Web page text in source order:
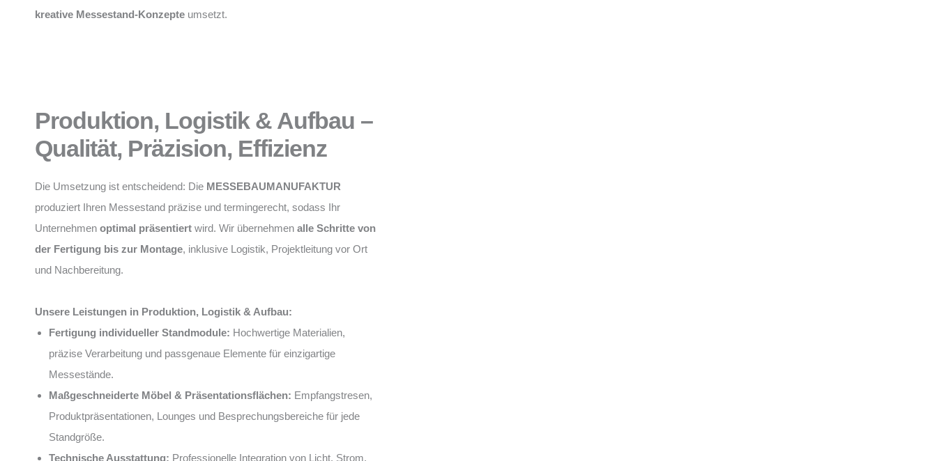
kreative Messestand-Konzepte umsetzt.
Produktion, Logistik & Aufbau –
Qualität, Präzision, Effizienz
Die Umsetzung ist entscheidend: Die MESSEBAUMANUFAKTUR
produziert Ihren Messestand präzise und termingerecht, sodass Ihr
Unternehmen optimal präsentiert wird. Wir übernehmen alle Schritte von
der Fertigung bis zur Montage, inklusive Logistik, Projektleitung vor Ort
und Nachbereitung.
Unsere Leistungen in Produktion, Logistik & Aufbau:
Fertigung individueller Standmodule: Hochwertige Materialien,
präzise Verarbeitung und passgenaue Elemente für einzigartige
Messestände.
Maßgeschneiderte Möbel & Präsentationsflächen: Empfangstresen,
Produktpräsentationen, Lounges und Besprechungsbereiche für jede
Standgröße.
Technische Ausstattung: Professionelle Integration von Licht, Strom,